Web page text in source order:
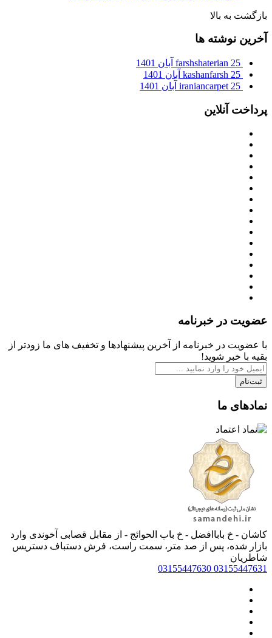
بازگشت به بالا
آخرین نوشته ها
farshshaterian 25 آبان 1401
kashanfarsh 25 آبان 1401
iraniancarpet 25 آبان 1401
پرداخت آنلاین
عضویت در خبرنامه
با عضویت در خبرنامه از آخرین پیشنهادها و تخفیف های ما زودتر از
بقیه با خبر شوید!
ثبت‌نام
نمادهای ما
کاشان - خ باباافضل - خ باب الحوائج - از مقابل قصابی آخوندی وارد
بازار شده، پس از صد متر، سمت راست، فرش دستباف دستریس
شاطریان
03155447631
03155447630